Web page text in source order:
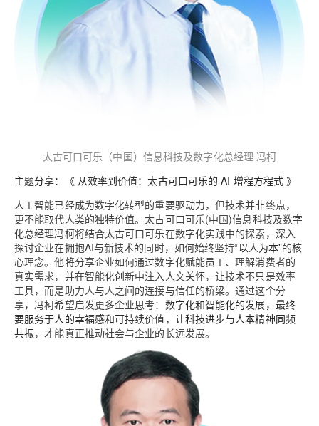
太古可口可乐（中国）信息科技及数字化总经理 冯柯
主题分享：《 从效率到价值：太古可口可乐的 AI 增程方程式 》
人工智能已经成为数字化转型的重要驱动力，但技术并非终点，
更不能取代人类的独特价值。太古可口可乐(中国)信息科技及数字
化总经理冯柯将结合太古可口可乐在数字化实践中的探索，深入
探讨企业在拥抱AI与新技术的同时，如何始终坚持“以人为本”的核
心理念。他将分享企业如何通过数字化赋能员工、理解消费者的
真实需求，并在智能化创新中注入人文关怀，让技术不只是效率
工具，而是助力人与人之间的连接与信任的桥梁。通过这个分
享，冯柯希望启发更多企业思考： 数字化和智能化的发展，最终
要服务于人的幸福感和可持续价值，让科技进步与人本精神同频
共振，才能真正推动社会与企业的长远发展。